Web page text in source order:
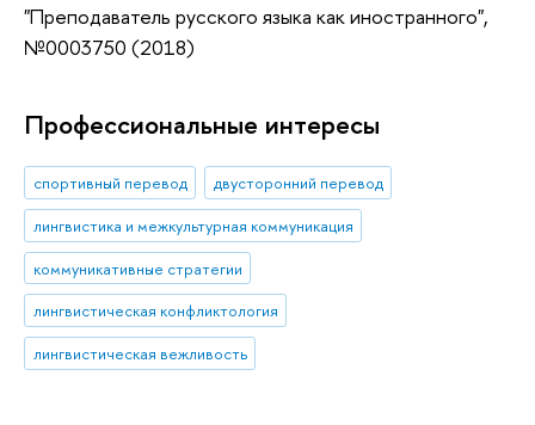
"Преподаватель русского языка как иностранного",
№0003750 (2018)
Профессиональные интересы
спортивный перевод
двусторонний перевод
лингвистика и межкультурная коммуникация
коммуникативные стратегии
лингвистическая конфликтология
лингвистическая вежливость